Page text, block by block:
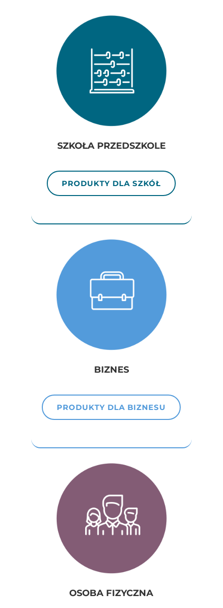
SZKOŁA PRZEDSZKOLE
PRODUKTY DLA SZKÓŁ
BIZNES
PRODUKTY DLA BIZNESU
OSOBA FIZYCZNA